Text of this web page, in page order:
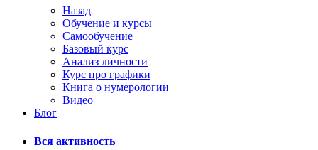
Назад
Обучение и курсы
Самообучение
Базовый курс
Анализ личности
Курс про графики
Книга о нумерологии
Видео
Блог
Вся активность